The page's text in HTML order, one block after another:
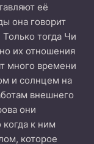
её
она говорит
тогда Чи
их отношения
много времени
и солнцем на
внешнего
они
к ним
которое